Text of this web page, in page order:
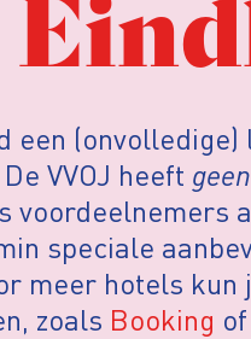
een
VVOJ heeft geen
voordeelnemers
speciale
meer hotels
zoals Booking